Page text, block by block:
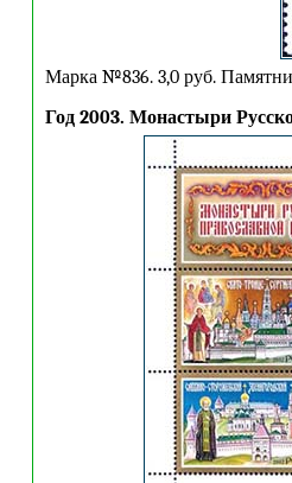
Марка №836. 3,0 руб.
Год 2003. Монастыри